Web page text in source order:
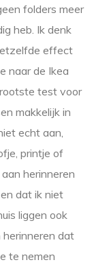
folders meer
heb. Ik denk
effect
naar de Ikea
test voor
makkelijk in
echt aan,
printje of
herinneren
dat ik niet
liggen ook
dat
te nemen